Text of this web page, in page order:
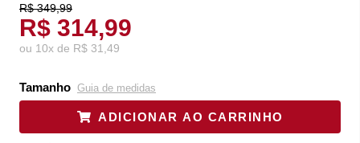
R$ 349,99
R$ 314,99
ou 10x de R$ 31,49
Tamanho Guia de medidas
ADICIONAR AO CARRINHO